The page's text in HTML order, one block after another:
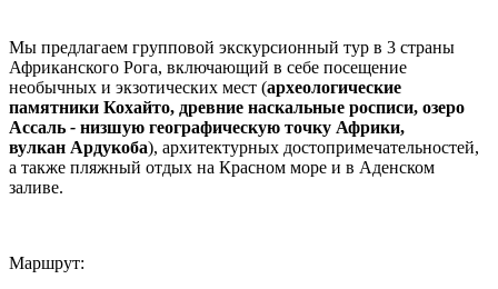
Мы предлагаем групповой экскурсионный тур в 3 страны
Африканского Рога, включающий в себе посещение
необычных и экзотических мест (археологические
памятники Кохайто, древние наскальные росписи, озеро
Ассаль - низшую географическую точку Африки,
вулкан Ардукоба), архитектурных достопримечательностей,
а также пляжный отдых на Красном море и в Аденском
заливе.
Маршрут: